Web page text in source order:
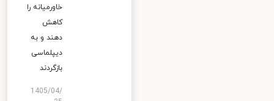
خاورمیانه را
کاهش
دهند و به
دیپلماسی
بازگردند
1405/04/